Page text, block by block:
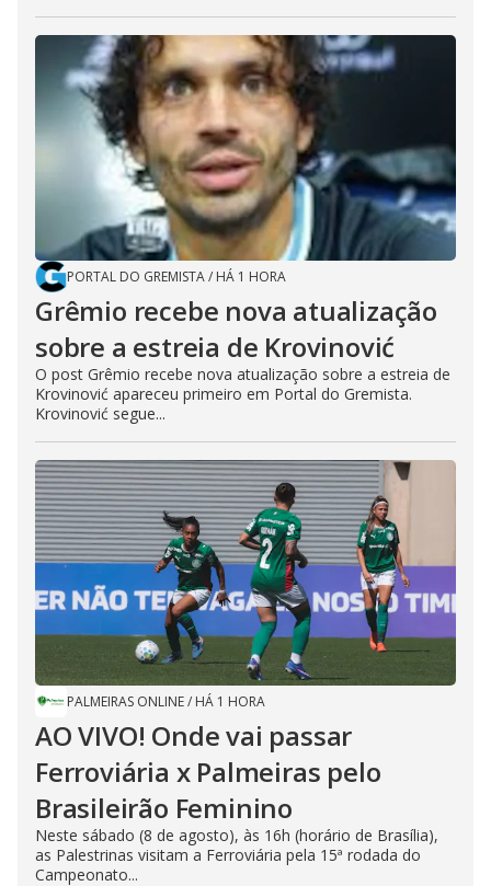
PORTAL DO GREMISTA/ HÁ 1 HORA
Grêmio recebe nova atualização
sobre a estreia de Krovinović
O post Grêmio recebe nova atualização sobre a estreia de
Krovinović apareceu primeiro em Portal do Gremista.
Krovinović segue...
PALMEIRAS ONLINE/ HÁ 1 HORA
AO VIVO! Onde vai passar
Ferroviária x Palmeiras pelo
Brasileirão Feminino
Neste sábado (8 de agosto), às 16h (horário de Brasília),
as Palestrinas visitam a Ferroviária pela 15ª rodada do
Campeonato...